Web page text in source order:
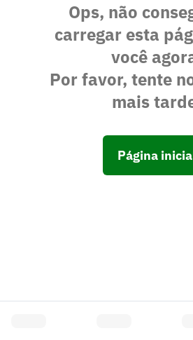
Ops, não
carregar esta
você
Por favor, tente
mais
Página